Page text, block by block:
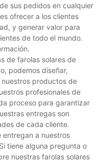
sus pedidos en cualquier
ofrecer a los clientes
y generar valor para
de todo el mundo.
de farolas solares de
podemos diseñar,
productos de
profesionales de
proceso para garantizar
entregas son
de cada cliente.
entregan a nuestros
tiene alguna pregunta o
nuestras farolas solares